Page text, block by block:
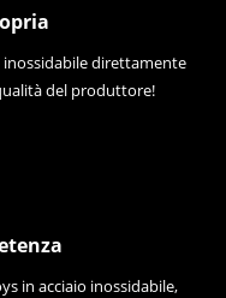
direttamente
del produttore!
in acciaio inossidabile,